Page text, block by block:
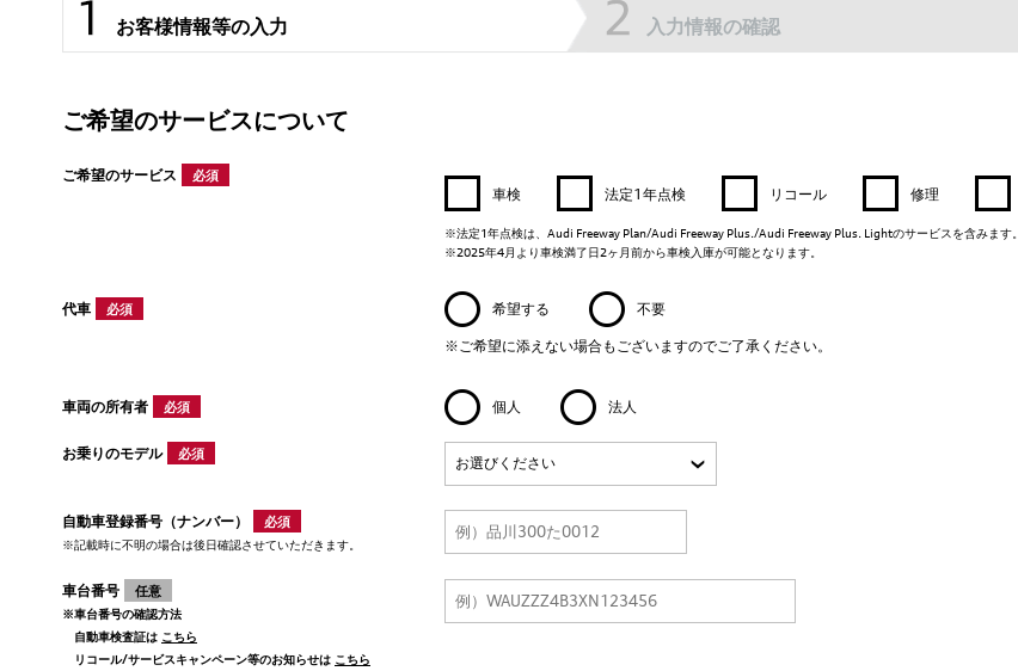
お客様情報等の入力 入力情報の確認
ご希望のサービスについて
ご希望のサービス 必須
車検 法定1年点検 リコール 修理
※法定1年点検は、Audi Freeway Plan/Audi Freeway Plus./Audi Freeway Plus. Lightのサービスを含みます。
※2025年4月より車検満了日2ヶ月前から車検入庫が可能となります。
代車 必須 希望する 不要
※ご希望に添えない場合もございますのでご了承ください。
車両の所有者 必須 個人 法人
お乗りのモデル 必須
自動車登録番号（ナンバー） 必須
※記載時に不明の場合は後日確認させていただきます。
車台番号 任意
※車台番号の確認方法
自動車検査証は こちら
リコール/サービスキャンペーン等のお知らせは こちら